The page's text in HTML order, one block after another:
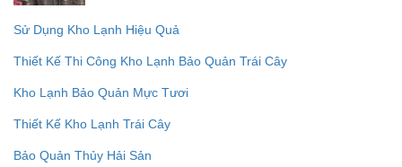
Sử Dụng Kho Lạnh Hiệu Quả
Thiết Kế Thi Công Kho Lạnh Bảo Quản Trái Cây
Kho Lạnh Bảo Quản Mực Tươi
Thiết Kế Kho Lạnh Trái Cây
Bảo Quản Thủy Hải Sản